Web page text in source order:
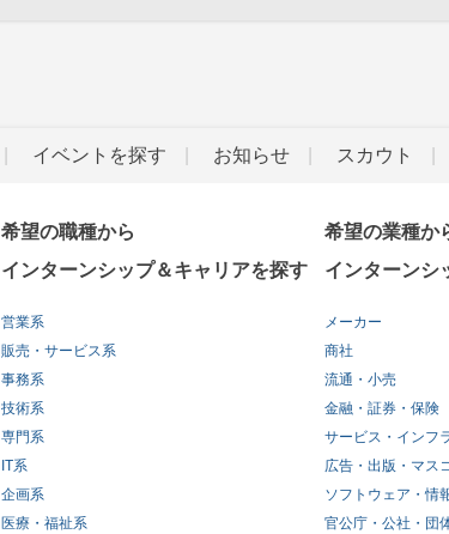
イベントを探す お知らせ スカウト
希望の職種から
インターンシップ＆キャリアを探す
営業系
販売・サービス系
事務系
技術系
専門系
IT系
企画系
医療・福祉系
希望の業種か
インターンシ
メーカー
商社
流通・小売
金融・証券・保険
サービス・インフ
広告・出版・マス
ソフトウェア・情
官公庁・公社・団